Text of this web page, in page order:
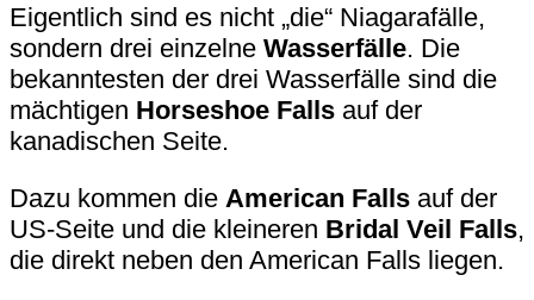
Eigentlich sind es nicht „die“ Niagarafälle,
sondern drei einzelne Wasserfälle. Die
bekanntesten der drei Wasserfälle sind die
mächtigen Horseshoe Falls auf der
kanadischen Seite.
Dazu kommen die American Falls auf der
US-Seite und die kleineren Bridal Veil Falls,
die direkt neben den American Falls liegen.